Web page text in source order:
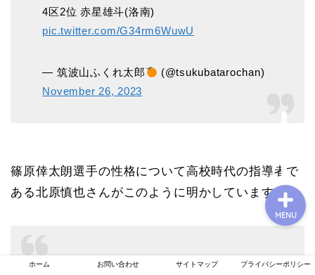
4区2位 赤星雄斗(洛南)
pic.twitter.com/G34rm6WuwU
— 筑波山ふくれ太郎
(@tsukubatarochan)
November 26, 2023
篠原倖太朗選手の性格について高校時代の指導者で
ある北原慎也さんがこのように明かしています。
性格的にも「本当に素直でいい子です。中学の
ホーム お問い合わせ サイトマップ プライバシーポリシー
MENU